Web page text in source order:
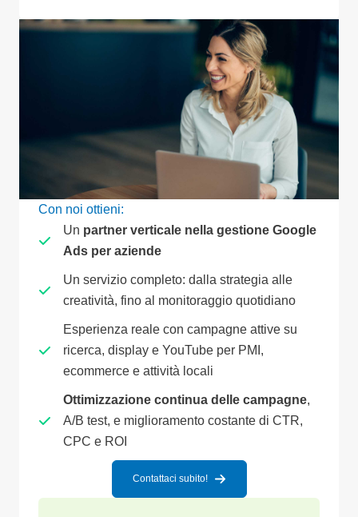
Con noi ottieni:
Un partner verticale nella gestione Google
Ads per aziende
Un servizio completo: dalla strategia alle
creatività, fino al monitoraggio quotidiano
Esperienza reale con campagne attive su
ricerca, display e YouTube per PMI,
ecommerce e attività locali
Ottimizzazione continua delle campagne,
A/B test, e miglioramento costante di CTR,
CPC e ROI
Contattaci subito!